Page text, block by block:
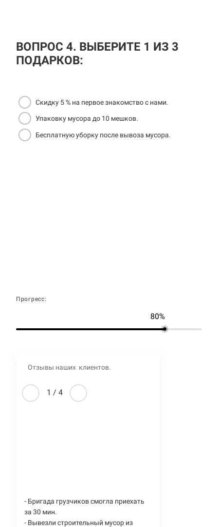
ВОПРОС 4. ВЫБЕРИТЕ 1 ИЗ 3
ПОДАРКОВ:
Скидку 5 % на первое знакомство с нами.
Упаковку мусора до 10 мешков.
Бесплатную уборку после вывоза мусора.
Прогресс:
80%
Отзывы наших клиентов.
1 / 4
- Бригада грузчиков смогла приехать
за 30 мин.
- Вывезли строительный мусор из